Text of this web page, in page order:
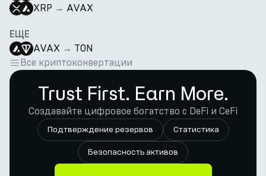
XRP → AVAX
ЕЩЕ
AVAX → TON
Все криптоконвертации
Trust First. Earn More.
Создавайте цифровое богатство с DeFi и CeFi
Подтверждение резервов Статистика
Безопасность активов